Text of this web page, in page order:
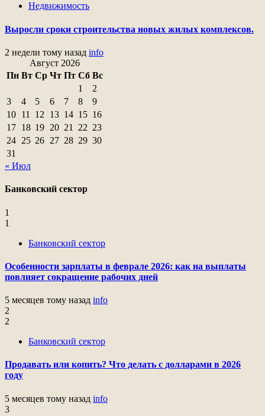
Недвижимость
Выросли сроки строительства новых жилых комплексов.
2 недели тому назад info
Август 2026
Пн Вт Ср Чт Пт Сб Вс
1
2
3
4 5 6 7 8
9
10 11 12 13 14 15 16
17 18 19 20 21 22 23
24 25 26 27 28 29 30
31
« Июл
Банковский сектор
1
1
Банковский сектор
Особенности зарплаты в феврале 2026: как на выплаты
повлияет сокращение рабочих дней
5 месяцев тому назад info
2
2
Банковский сектор
Продавать или копить? Что делать с долларами в 2026
году
5 месяцев тому назад info
3